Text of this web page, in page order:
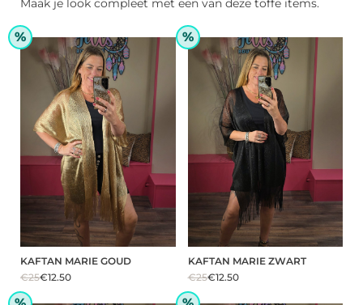
Maak je look compleet met een van deze toffe items.
%
KAFTAN MARIE GOUD
€25€12.50
%
KAFTAN MARIE ZWART
€25€12.50